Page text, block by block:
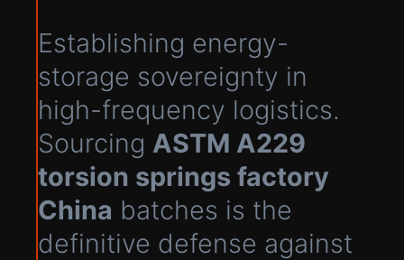
Establishing energy-
storage sovereignty in
high-frequency logistics.
Sourcing ASTM A229
torsion springs factory
China batches is the
definitive defense against